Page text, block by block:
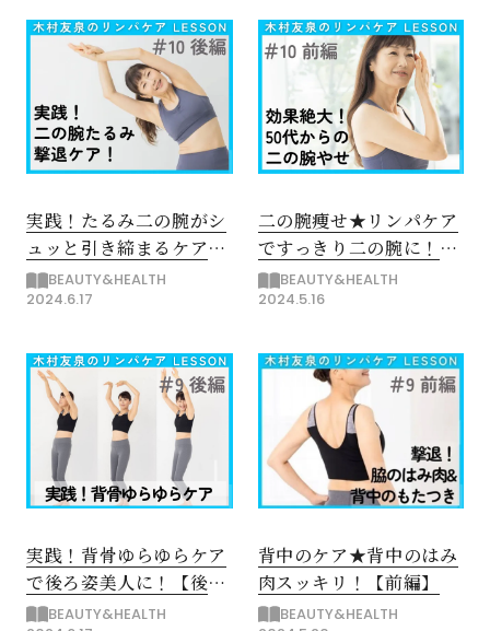
実践！たるみ二の腕がシ
ュッと引き締まるケア
【後編】
BEAUTY&HEALTH
2024.6.17
二の腕痩せ★リンパケア
ですっきり二の腕に！
【前編】
BEAUTY&HEALTH
2024.5.16
実践！背骨ゆらゆらケア
で後ろ姿美人に！【後
編】BEAUTY&HEALTH
背中のケア★背中のはみ
肉スッキリ！【前編】
BEAUTY&HEALTH